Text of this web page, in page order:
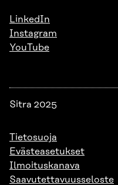
LinkedIn
Instagram
YouTube
Sitra 2025
Tietosuoja
Evästeasetukset
Ilmoituskanava
Saavutettavuusseloste